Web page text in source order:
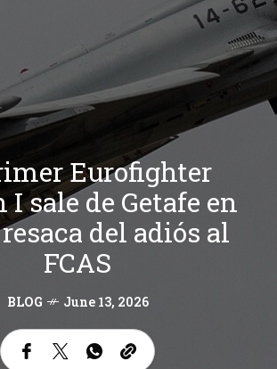
Eurofighter
I sale de Getafe en
del adiós al
FCAS
BLOG June 13, 2026